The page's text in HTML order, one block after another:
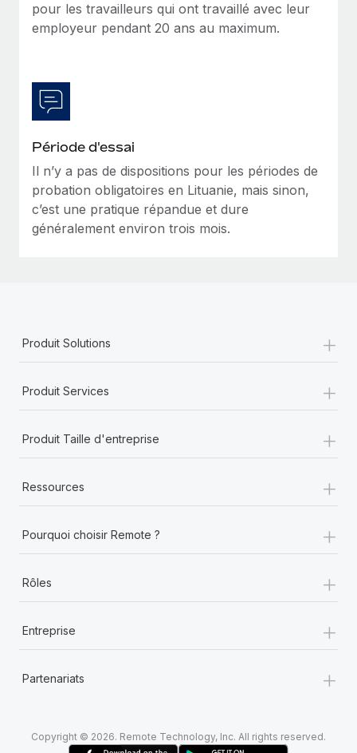
pour les travailleurs qui ont travaillé avec leur
employeur pendant 20 ans au maximum.
Période d'essai
Il n’y a pas de dispositions pour les périodes de
probation obligatoires en Lituanie, mais sinon,
c’est une pratique répandue et dure
généralement environ trois mois.
Produit Solutions +
Produit Services +
Produit Taille d'entreprise +
Ressources +
Pourquoi choisir Remote ? +
Rôles +
Entreprise +
Partenariats +
Copyright © 2026. Remote Technology, Inc. All rights reserved.